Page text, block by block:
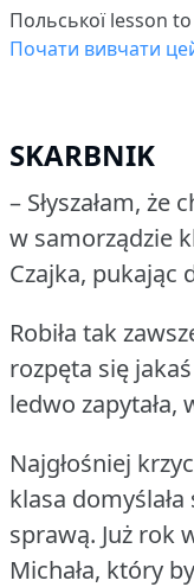
Польської lesson
Почати вивчати
SKARBNIK
– Słyszałam,
w samorządzie
Czajka, pukając
Robiła tak
rozpęta się
ledwo zapytała,
Najgłośniej
klasa domyślała
sprawą. Już rok
Michała, który